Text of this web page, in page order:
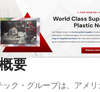
要
ック・グループは、アメ